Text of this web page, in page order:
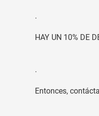
.
HAY UN 10% DE
.
Entonces,